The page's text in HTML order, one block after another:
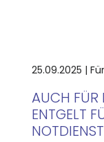
25.09.2025 |
AUCH FÜR
ENTGELT